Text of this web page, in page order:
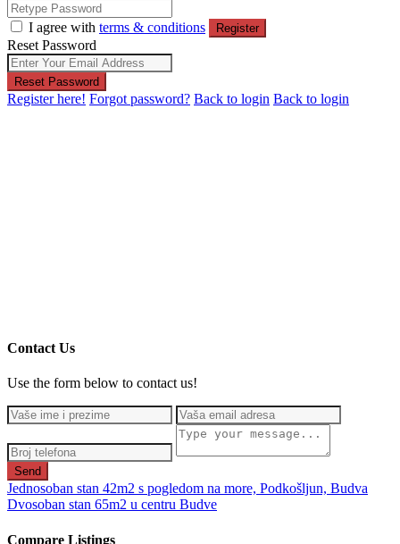
I agree with terms & conditions Register
Reset Password
Reset Password
Register here! Forgot password? Back to login Back to login
Contact Us
Use the form below to contact us!
Send
Jednosoban stan 42m2 s pogledom na more, Podkošljun, Budva
Dvosoban stan 65m2 u centru Budve
Compare Listings